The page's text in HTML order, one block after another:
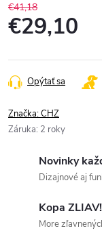
€41,18
€29,10
cena:
Opýtať sa
Značka:CHZ
Záruka: 2 roky
Novinky
Dizajnové aj
Kopa ZLIAV!
More